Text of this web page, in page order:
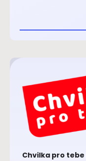
Chvilka pro tebe